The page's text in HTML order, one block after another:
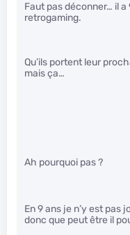
Faut pas déconner… il a
retrogaming.
Qu’ils portent leur
mais ça…
Ah pourquoi pas ?
En 9 ans je n’y est pas
donc que peut être il